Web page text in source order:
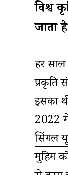
विश्व
जाता
हर साल
प्रकृति
इसका
2022
सिंगल
मुहिम